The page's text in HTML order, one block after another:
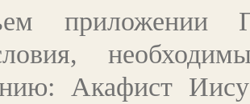
приложении
Акафист